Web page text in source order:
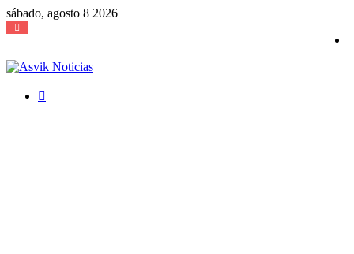
sábado, agosto 8 2026